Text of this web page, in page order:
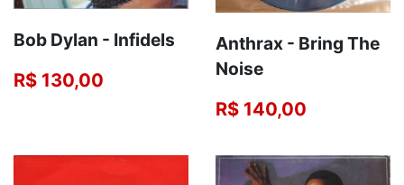
Bob Dylan ‎- Infidels
R$ 130,00
Anthrax - Bring The
Noise
R$ 140,00